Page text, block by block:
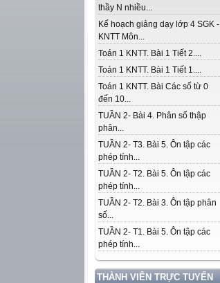
thầy N nhiều...
Kế hoạch giảng dạy lớp 4 SGK -
KNTT Môn...
Toán 1 KNTT. Bài 1 Tiết 2....
Toán 1 KNTT. Bài 1 Tiết 1....
Toán 1 KNTT. Bài Các số từ 0
đến 10...
TUẦN 2- Bài 4. Phân số thập
phân...
TUẦN 2- T3. Bài 5. Ôn tập các
phép tính...
TUẦN 2- T2. Bài 5. Ôn tập các
phép tính...
TUẦN 2- T2. Bài 3. Ôn tập phân
số...
TUẦN 2- T1. Bài 5. Ôn tập các
phép tính...
THÀNH VIÊN TRỰC TUYẾN